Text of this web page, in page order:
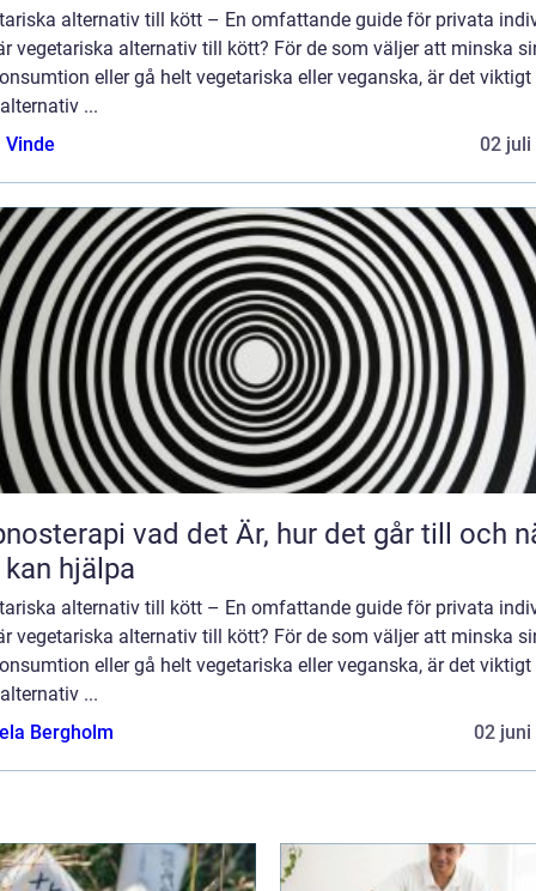
alternativ till kött – En omfattande guide för privata
vegetariska alternativ till kött? För de som väljer att minska
eller gå helt vegetariska eller veganska, är det
...
Vinde
02 juli
det Är, hur det går till och när
hjälpa
alternativ till kött – En omfattande guide för privata
vegetariska alternativ till kött? För de som väljer att minska
eller gå helt vegetariska eller veganska, är det
...
Bergholm
02 juni